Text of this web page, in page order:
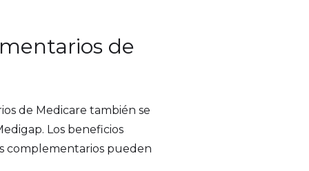
de
de Medicare también se
Los beneficios
complementarios pueden